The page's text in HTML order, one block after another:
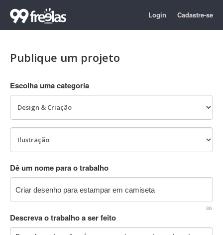
Login Cadastre-se
Publique um projeto
Escolha uma categoria
Dê um nome para o trabalho
36
Descreva o trabalho a ser feito